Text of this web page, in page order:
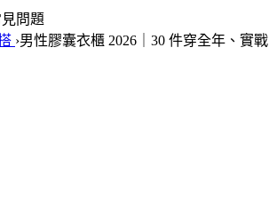
問題
›男性膠囊衣櫃 2026｜30 件穿全年、實戰